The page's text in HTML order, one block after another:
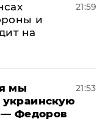
и
на
21:59
мы
украинскую
— Федоров
21:53